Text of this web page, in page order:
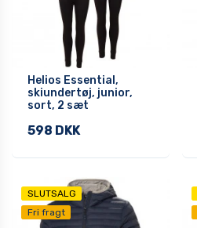
Helios Essential,
skiundertøj, junior,
sort, 2 sæt
598 DKK
SLUTSALG
Fri fragt